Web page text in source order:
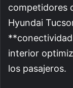
competidores
Hyundai
interior
los pasajeros.